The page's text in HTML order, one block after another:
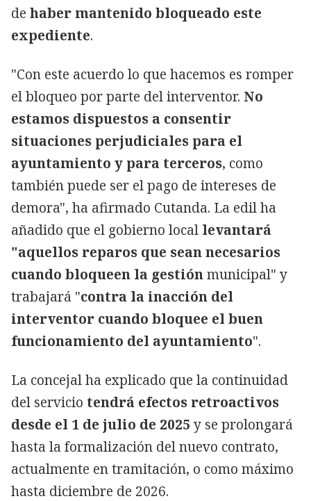
de haber mantenido bloqueado este
expediente.
"Con este acuerdo lo que hacemos es romper
el bloqueo por parte del interventor. No
estamos dispuestos a consentir
situaciones perjudiciales para el
ayuntamiento y para terceros, como
también puede ser el pago de intereses de
demora", ha afirmado Cutanda. La edil ha
añadido que el gobierno local levantará
"aquellos reparos que sean necesarios
cuando bloqueen la gestiónmunicipal" y
trabajará "contra la inacción del
interventor cuando bloquee el buen
funcionamiento del ayuntamiento".
La concejal ha explicado que la continuidad
del servicio tendrá efectos retroactivos
desde el 1 de julio de 2025 y se prolongará
hasta la formalización del nuevo contrato,
actualmente en tramitación, o como máximo
hasta diciembre de 2026.